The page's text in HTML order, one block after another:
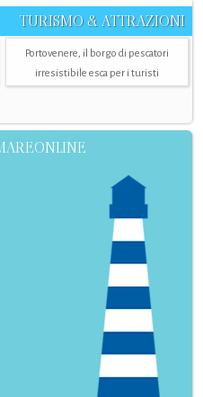
TURISMO & ATTRAZIONI
Portovenere, il borgo di pescatori
irresistibile esca per i turisti